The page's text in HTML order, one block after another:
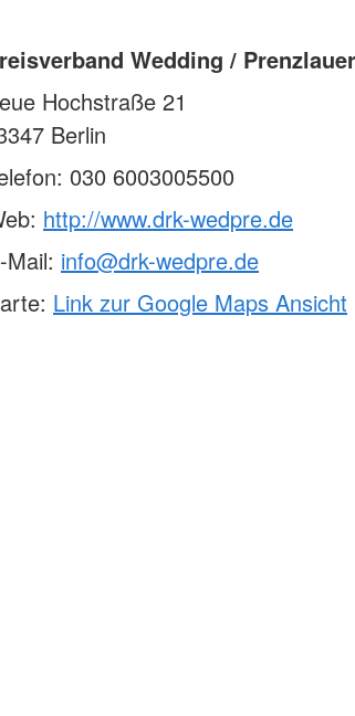
Wedding /
Hochstraße 21
Berlin
030 6003005500
http://www.drk-wedpre.de
Mail: info@drk-wedpre.de
Link zur Google Maps Ansicht